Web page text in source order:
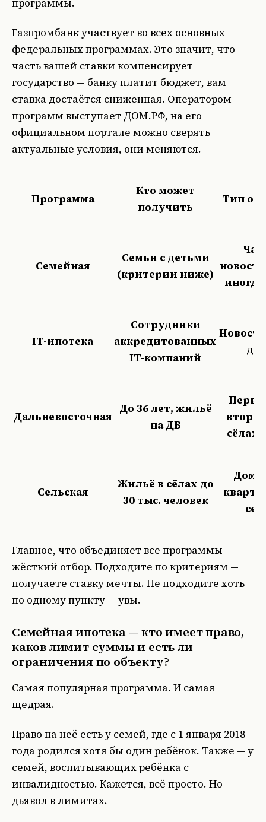
программы.
Газпромбанк участвует во всех основных
федеральных программах. Это значит, что
часть вашей ставки компенсирует
государство — банку платит бюджет, вам
ставка достаётся сниженная. Оператором
программ выступает ДОМ.РФ, на его
официальном портале можно сверять
актуальные условия, они меняются.
Программа
Кто может
получить
Тип
Семейная
Семьи с детьми
(критерии ниже)
IT-ипотека
Сотрудники
аккредитованных
IT-компаний
Дальневосточная
До 36 лет, жильё
на ДВ
Сельская
Жильё в сёлах до
30 тыс. человек
Дом
Главное, что объединяет все программы —
жёсткий отбор. Подходите по критериям —
получаете ставку мечты. Не подходите хоть
по одному пункту — увы.
Семейная ипотека — кто имеет право,
каков лимит суммы и есть ли
ограничения по объекту?
Самая популярная программа. И самая
щедрая.
Право на неё есть у семей, где с 1 января 2018
года родился хотя бы один ребёнок. Также — у
семей, воспитывающих ребёнка с
инвалидностью. Кажется, всё просто. Но
дьявол в лимитах.